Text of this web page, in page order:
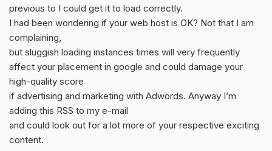
previous to I could get it to load correctly.
I had been wondering if your web host is OK? Not that I am
complaining,
but sluggish loading instances times will very frequently
affect your placement in google and could damage your
high-quality score
if advertising and marketing with Adwords. Anyway I’m
adding this RSS to my e-mail
and could look out for a lot more of your respective exciting
content.